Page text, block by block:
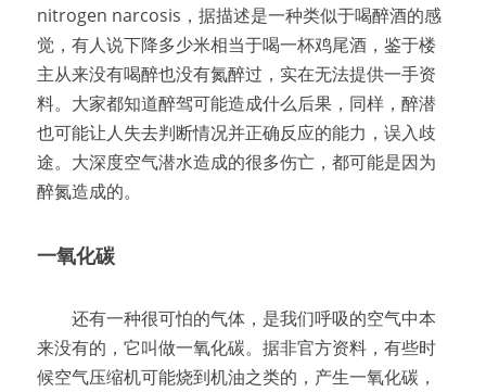
nitrogen narcosis，据描述是一种类似于喝醉酒的感
觉，有人说下降多少米相当于喝一杯鸡尾酒，鉴于楼
主从来没有喝醉也没有氮醉过，实在无法提供一手资
料。大家都知道醉驾可能造成什么后果，同样，醉潜
也可能让人失去判断情况并正确反应的能力，误入歧
途。大深度空气潜水造成的很多伤亡，都可能是因为
醉氮造成的。
一氧化碳
还有一种很可怕的气体，是我们呼吸的空气中本
来没有的，它叫做一氧化碳。据非官方资料，有些时
候空气压缩机可能烧到机油之类的，产生一氧化碳，